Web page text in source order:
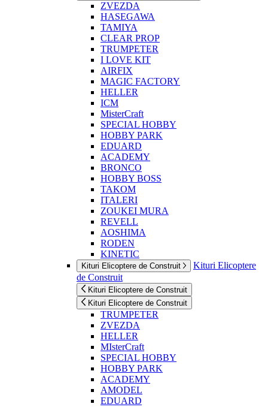
ZVEZDA
HASEGAWA
TAMIYA
CLEAR PROP
TRUMPETER
I LOVE KIT
AIRFIX
MAGIC FACTORY
HELLER
ICM
MisterCraft
SPECIAL HOBBY
HOBBY PARK
EDUARD
ACADEMY
BRONCO
HOBBY BOSS
TAKOM
ITALERI
ZOUKEI MURA
REVELL
AOSHIMA
RODEN
KINETIC
Kituri Elicoptere de Construit
Kituri Elicoptere
de Construit
Kituri Elicoptere de Construit
Kituri Elicoptere de Construit
TRUMPETER
ZVEZDA
HELLER
MIsterCraft
SPECIAL HOBBY
HOBBY PARK
ACADEMY
AMODEL
EDUARD